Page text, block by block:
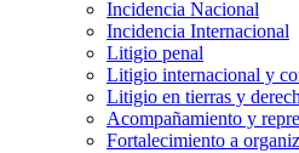
Incidencia Nacional
Incidencia Internacional
Litigio penal
Litigio internacional y
Litigio en tierras y
Acompañamiento y
Fortalecimiento a